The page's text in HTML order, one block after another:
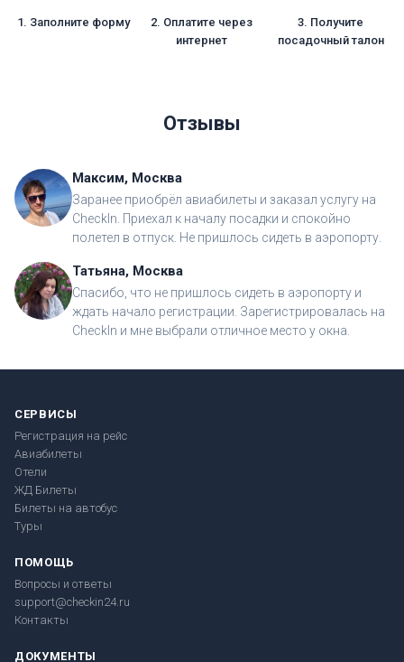
1. Заполните форму
2. Оплатите через
интернет
3. Получите
посадочный талон
Отзывы
Максим, Москва
Заранее приобрёл авиабилеты и заказал услугу на
CheckIn. Приехал к началу посадки и спокойно
полетел в отпуск. Не пришлось сидеть в аэропорту.
Татьяна, Москва
Спасибо, что не пришлось сидеть в аэропорту и
ждать начало регистрации. Зарегистрировалась на
CheckIn и мне выбрали отличное место у окна.
СЕРВИСЫ
Регистрация на рейс
Авиабилеты
Отели
ЖД Билеты
Билеты на автобус
Туры
ПОМОЩЬ
Вопросы и ответы
support@checkin24.ru
Контакты
ДОКУМЕНТЫ